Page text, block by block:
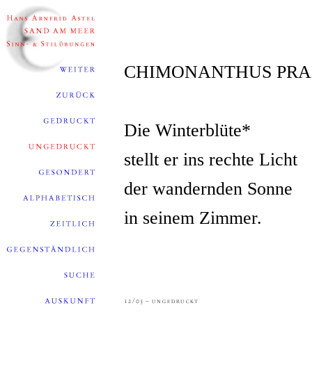
CHIMONANTHUS
Die Winterblüte*
stellt er ins rechte Licht
der wandernden Sonne
in seinem Zimmer.